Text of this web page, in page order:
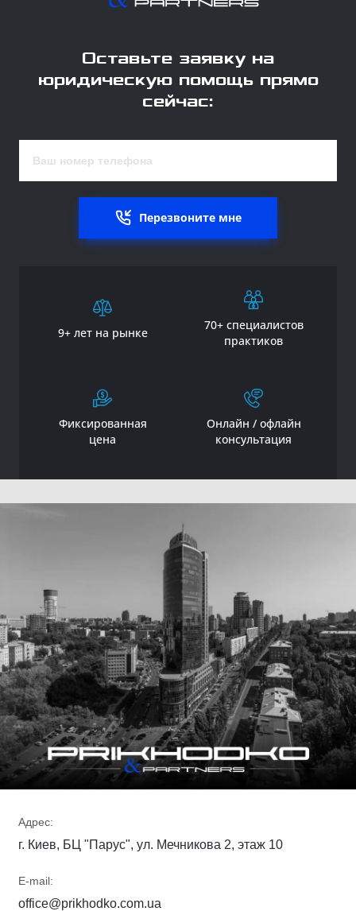
Оставьте заявку на
юридическую помощь прямо
сейчас:
Перезвоните мне
9+ лет на рынке
70+ специалистов
практиков
Фиксированная
цена
Онлайн / офлайн
консультация
Адрес:
г. Киев, БЦ "Парус", ул. Мечникова 2, этаж 10
E-mail:
office@prikhodko.com.ua